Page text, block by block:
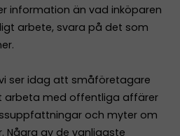
information än vad inköparen
arbete, svara på det som
ser idag att småföretagare
arbeta med offentliga affärer
och myter om
Några av de vanligaste